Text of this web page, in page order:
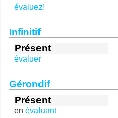
évaluez!
Infinitif
Présent
évaluer
Gérondif
Présent
en évaluant